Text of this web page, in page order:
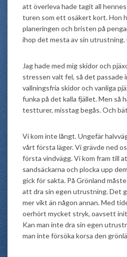
att överleva hade tagit all
turen som ett osäkert kort. Hon
planeringen och bristen på
ihop det mesta av sin
Jag hade med mig skidor och
stressen valt fel, så det passade
vallningsfria skidor och vanliga
funka på det kalla fjället. Men så
testturer, misstag begås. Och
Vi kom inte långt. Ungefär
vårt första läger. Vi grävde ned
första vindvägg. Vi kom fram till
sandsäckarna och plocka upp
gick för sakta. På Grönland
att dra sin egen utrustning. Det
mer vikt än någon annan. Med
oerhört mycket stryk, oavsett
Kan man inte dra sin egen
man inte försöka korsa den